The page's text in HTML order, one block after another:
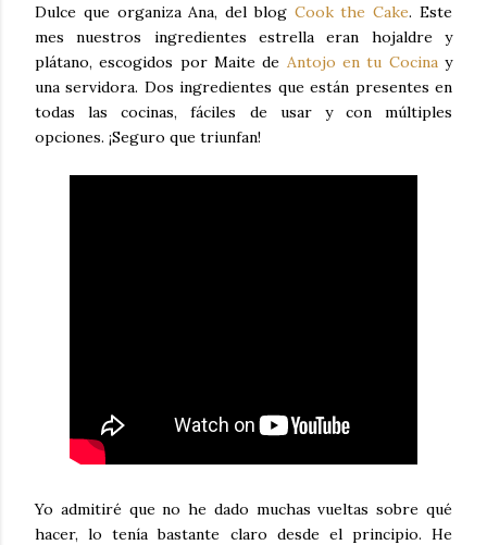
Dulce que organiza Ana, del blog Cook the Cake. Este
mes nuestros ingredientes estrella eran hojaldre y
plátano, escogidos por Maite de Antojo en tu Cocina y
una servidora. Dos ingredientes que están presentes en
todas las cocinas, fáciles de usar y con múltiples
opciones. ¡Seguro que triunfan!
Yo admitiré que no he dado muchas vueltas sobre qué
hacer, lo tenía bastante claro desde el principio. He